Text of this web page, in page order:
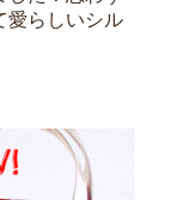
愛らしいシル